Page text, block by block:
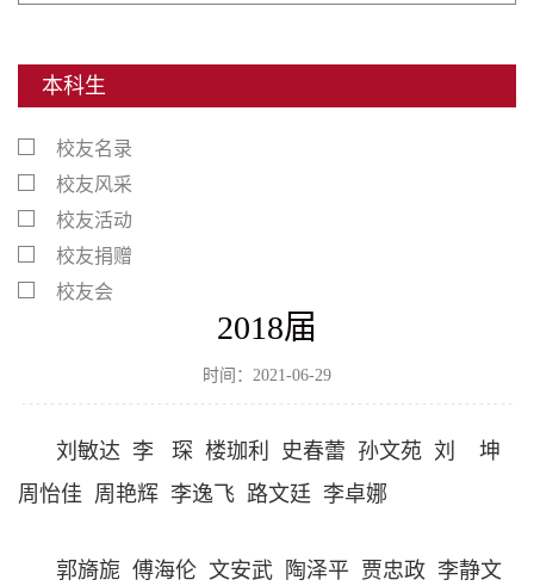
本科生
校友名录
校友风采
校友活动
校友捐赠
校友会
2018届
时间：2021-06-29
刘敏达 李 琛 楼珈利 史春蕾 孙文苑 刘 坤
周怡佳 周艳辉 李逸飞 路文廷 李卓娜
郭旖旎 傅海伦 文安武 陶泽平 贾忠政 李静文